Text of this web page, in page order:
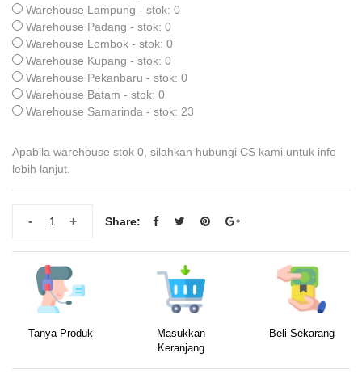
Warehouse Lampung - stok: 0
Warehouse Padang - stok: 0
Warehouse Lombok - stok: 0
Warehouse Kupang - stok: 0
Warehouse Pekanbaru - stok: 0
Warehouse Batam - stok: 0
Warehouse Samarinda - stok: 23
Apabila warehouse stok 0, silahkan hubungi CS kami untuk info
lebih lanjut.
+
- Share:
Tanya Produk
Masukkan
Keranjang
Beli Sekarang